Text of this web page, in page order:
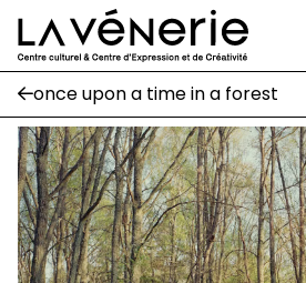
Aller au contenu principal
Rue Gratès, 3
1170 Watermael-Boitsfort
02 663 85 50
Écuries
Place Gilson, 3
1170 Watermael-Boitsfort
02 663 85 50
once upon a time in a forest